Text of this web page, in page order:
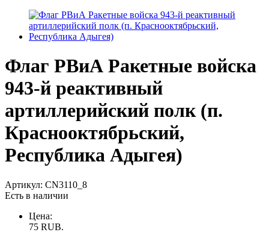
Флаг РВиА Ракетные войска
943-й реактивный
артиллерийский полк (п.
Краснооктябрьский,
Республика Адыгея)
Артикул: CN3110_8
Есть в наличии
Цена:
75 RUB.